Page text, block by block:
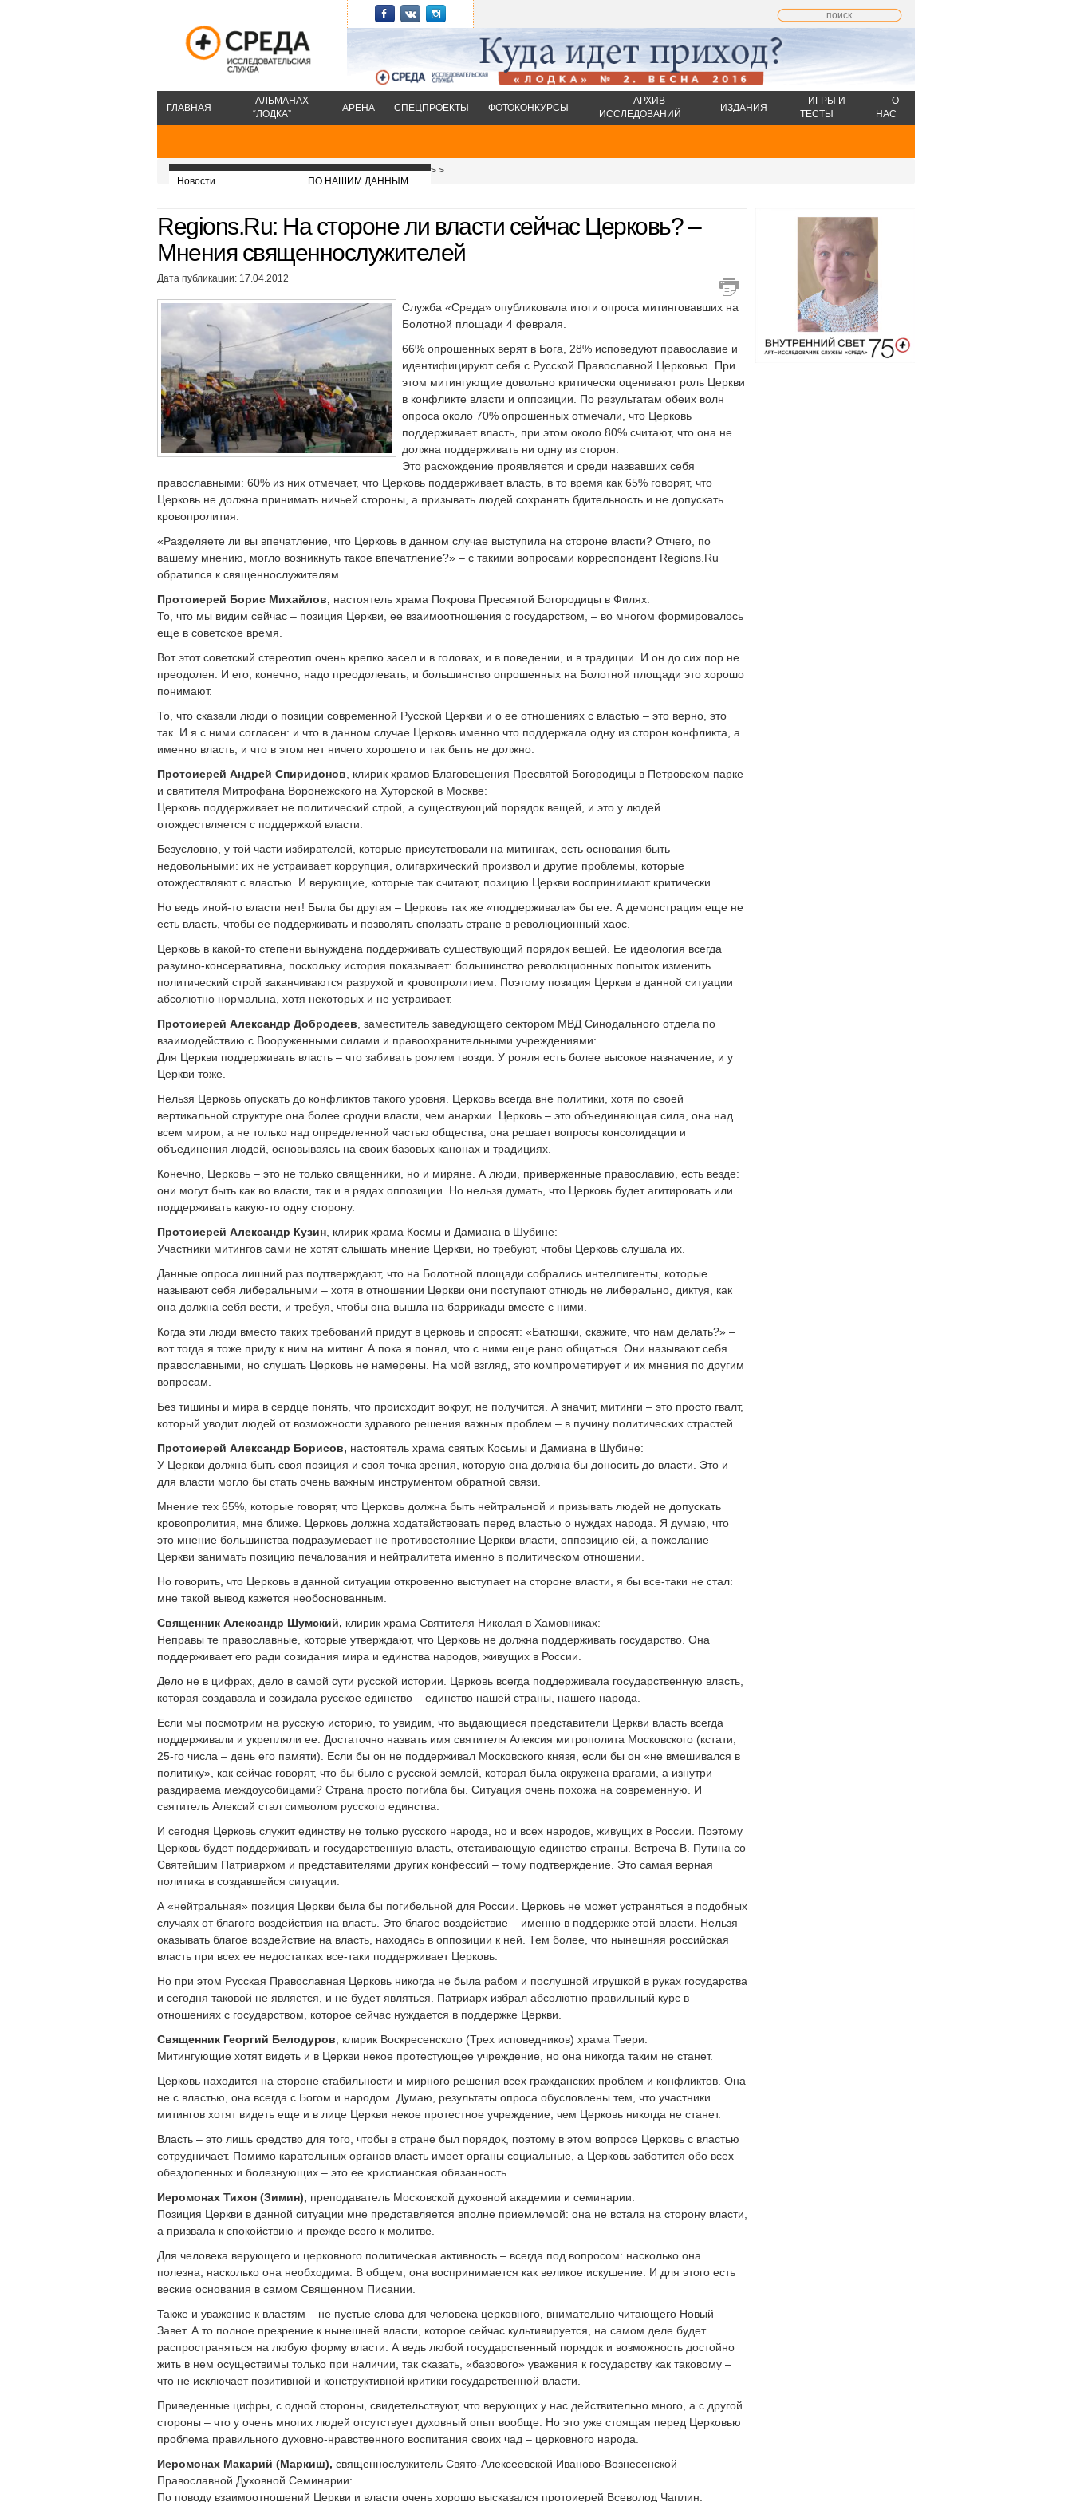
ГЛАВНАЯ
АЛЬМАНАХ
“ЛОДКА”
АРЕНА СПЕЦПРОЕКТЫ ФОТОКОНКУРСЫ
АРХИВ
ИССЛЕДОВАНИЙ
ИЗДАНИЯ
ИГРЫ И
ТЕСТЫ
О
НАС
Новости
>
ПО НАШИМ ДАННЫМ
>
Regions.Ru: На стороне ли власти сейчас Церковь? –
Мнения священнослужителей
Дата публикации: 17.04.2012
Служба «Среда» опубликовала итоги опроса митинговавших на
Болотной площади 4 февраля.
66% опрошенных верят в Бога, 28% исповедуют православие и
идентифицируют себя с Русской Православной Церковью. При
этом митингующие довольно критически оценивают роль Церкви
в конфликте власти и оппозиции. По результатам обеих волн
опроса около 70% опрошенных отмечали, что Церковь
поддерживает власть, при этом около 80% считают, что она не
должна поддерживать ни одну из сторон.
Это расхождение проявляется и среди назвавших себя
православными: 60% из них отмечает, что Церковь поддерживает власть, в то время как 65% говорят, что
Церковь не должна принимать ничьей стороны, а призывать людей сохранять бдительность и не допускать
кровопролития.
«Разделяете ли вы впечатление, что Церковь в данном случае выступила на стороне власти? Отчего, по
вашему мнению, могло возникнуть такое впечатление?» – с такими вопросами корреспондент Regions.Ru
обратился к священнослужителям.
Протоиерей Борис Михайлов, настоятель храма Покрова Пресвятой Богородицы в Филях:
То, что мы видим сейчас – позиция Церкви, ее взаимоотношения с государством, – во многом формировалось
еще в советское время.
Вот этот советский стереотип очень крепко засел и в головах, и в поведении, и в традиции. И он до сих пор не
преодолен. И его, конечно, надо преодолевать, и большинство опрошенных на Болотной площади это хорошо
понимают.
То, что сказали люди о позиции современной Русской Церкви и о ее отношениях с властью – это верно, это
так. И я с ними согласен: и что в данном случае Церковь именно что поддержала одну из сторон конфликта, а
именно власть, и что в этом нет ничего хорошего и так быть не должно.
Протоиерей Андрей Спиридонов , клирик храмов Благовещения Пресвятой Богородицы в Петровском парке
и святителя Митрофана Воронежского на Хуторской в Москве:
Церковь поддерживает не политический строй, а существующий порядок вещей, и это у людей
отождествляется с поддержкой власти.
Безусловно, у той части избирателей, которые присутствовали на митингах, есть основания быть
недовольными: их не устраивает коррупция, олигархический произвол и другие проблемы, которые
отождествляют с властью. И верующие, которые так считают, позицию Церкви воспринимают критически.
Но ведь иной-то власти нет! Была бы другая – Церковь так же «поддерживала» бы ее. А демонстрация еще не
есть власть, чтобы ее поддерживать и позволять сползать стране в революционный хаос.
Церковь в какой-то степени вынуждена поддерживать существующий порядок вещей. Ее идеология всегда
разумно-консервативна, поскольку история показывает: большинство революционных попыток изменить
политический строй заканчиваются разрухой и кровопролитием. Поэтому позиция Церкви в данной ситуации
абсолютно нормальна, хотя некоторых и не устраивает.
Протоиерей Александр Добродеев , заместитель заведующего сектором МВД Синодального отдела по
взаимодействию с Вооруженными силами и правоохранительными учреждениями:
Для Церкви поддерживать власть – что забивать роялем гвозди. У рояля есть более высокое назначение, и у
Церкви тоже.
Нельзя Церковь опускать до конфликтов такого уровня. Церковь всегда вне политики, хотя по своей
вертикальной структуре она более сродни власти, чем анархии. Церковь – это объединяющая сила, она над
всем миром, а не только над определенной частью общества, она решает вопросы консолидации и
объединения людей, основываясь на своих базовых канонах и традициях.
Конечно, Церковь – это не только священники, но и миряне. А люди, приверженные православию, есть везде:
они могут быть как во власти, так и в рядах оппозиции. Но нельзя думать, что Церковь будет агитировать или
поддерживать какую-то одну сторону.
Протоиерей Александр Кузин , клирик храма Космы и Дамиана в Шубине:
Участники митингов сами не хотят слышать мнение Церкви, но требуют, чтобы Церковь слушала их.
Данные опроса лишний раз подтверждают, что на Болотной площади собрались интеллигенты, которые
называют себя либеральными – хотя в отношении Церкви они поступают отнюдь не либерально, диктуя, как
она должна себя вести, и требуя, чтобы она вышла на баррикады вместе с ними.
Когда эти люди вместо таких требований придут в церковь и спросят: «Батюшки, скажите, что нам делать?» –
вот тогда я тоже приду к ним на митинг. А пока я понял, что с ними еще рано общаться. Они называют себя
православными, но слушать Церковь не намерены. На мой взгляд, это компрометирует и их мнения по другим
вопросам.
Без тишины и мира в сердце понять, что происходит вокруг, не получится. А значит, митинги – это просто гвалт,
который уводит людей от возможности здравого решения важных проблем – в пучину политических страстей.
Протоиерей Александр Борисов, настоятель храма святых Косьмы и Дамиана в Шубине:
У Церкви должна быть своя позиция и своя точка зрения, которую она должна бы доносить до власти. Это и
для власти могло бы стать очень важным инструментом обратной связи.
Мнение тех 65%, которые говорят, что Церковь должна быть нейтральной и призывать людей не допускать
кровопролития, мне ближе. Церковь должна ходатайствовать перед властью о нуждах народа. Я думаю, что
это мнение большинства подразумевает не противостояние Церкви власти, оппозицию ей, а пожелание
Церкви занимать позицию печалования и нейтралитета именно в политическом отношении.
Но говорить, что Церковь в данной ситуации откровенно выступает на стороне власти, я бы все-таки не стал:
мне такой вывод кажется необоснованным.
Священник Александр Шумский, клирик храма Святителя Николая в Хамовниках:
Неправы те православные, которые утверждают, что Церковь не должна поддерживать государство. Она
поддерживает его ради созидания мира и единства народов, живущих в России.
Дело не в цифрах, дело в самой сути русской истории. Церковь всегда поддерживала государственную власть,
которая создавала и созидала русское единство – единство нашей страны, нашего народа.
Если мы посмотрим на русскую историю, то увидим, что выдающиеся представители Церкви власть всегда
поддерживали и укрепляли ее. Достаточно назвать имя святителя Алексия митрополита Московского (кстати,
25-го числа – день его памяти). Если бы он не поддерживал Московского князя, если бы он «не вмешивался в
политику», как сейчас говорят, что бы было с русской землей, которая была окружена врагами, а изнутри –
раздираема междоусобицами? Страна просто погибла бы. Ситуация очень похожа на современную. И
святитель Алексий стал символом русского единства.
И сегодня Церковь служит единству не только русского народа, но и всех народов, живущих в России. Поэтому
Церковь будет поддерживать и государственную власть, отстаивающую единство страны. Встреча В. Путина со
Святейшим Патриархом и представителями других конфессий – тому подтверждение. Это самая верная
политика в создавшейся ситуации.
А «нейтральная» позиция Церкви была бы погибельной для России. Церковь не может устраняться в подобных
случаях от благого воздействия на власть. Это благое воздействие – именно в поддержке этой власти. Нельзя
оказывать благое воздействие на власть, находясь в оппозиции к ней. Тем более, что нынешняя российская
власть при всех ее недостатках все-таки поддерживает Церковь.
Но при этом Русская Православная Церковь никогда не была рабом и послушной игрушкой в руках государства
и сегодня таковой не является, и не будет являться. Патриарх избрал абсолютно правильный курс в
отношениях с государством, которое сейчас нуждается в поддержке Церкви.
Священник Георгий Белодуров , клирик Воскресенского (Трех исповедников) храма Твери:
Митингующие хотят видеть и в Церкви некое протестующее учреждение, но она никогда таким не станет.
Церковь находится на стороне стабильности и мирного решения всех гражданских проблем и конфликтов. Она
не с властью, она всегда с Богом и народом. Думаю, результаты опроса обусловлены тем, что участники
митингов хотят видеть еще и в лице Церкви некое протестное учреждение, чем Церковь никогда не станет.
Власть – это лишь средство для того, чтобы в стране был порядок, поэтому в этом вопросе Церковь с властью
сотрудничает. Помимо карательных органов власть имеет органы социальные, а Церковь заботится обо всех
обездоленных и болезнующих – это ее христианская обязанность.
Иеромонах Тихон (Зимин), преподаватель Московской духовной академии и семинарии:
Позиция Церкви в данной ситуации мне представляется вполне приемлемой: она не встала на сторону власти,
а призвала к спокойствию и прежде всего к молитве.
Для человека верующего и церковного политическая активность – всегда под вопросом: насколько она
полезна, насколько она необходима. В общем, она воспринимается как великое искушение. И для этого есть
веские основания в самом Священном Писании.
Также и уважение к властям – не пустые слова для человека церковного, внимательно читающего Новый
Завет. А то полное презрение к нынешней власти, которое сейчас культивируется, на самом деле будет
распространяться на любую форму власти. А ведь любой государственный порядок и возможность достойно
жить в нем осуществимы только при наличии, так сказать, «базового» уважения к государству как таковому –
что не исключает позитивной и конструктивной критики государственной власти.
Приведенные цифры, с одной стороны, свидетельствуют, что верующих у нас действительно много, а с другой
стороны – что у очень многих людей отсутствует духовный опыт вообще. Но это уже стоящая перед Церковью
проблема правильного духовно-нравственного воспитания своих чад – церковного народа.
Иеромонах Макарий (Маркиш), священнослужитель Свято-Алексеевской Иваново-Вознесенской
Православной Духовной Семинарии:
По поводу взаимоотношений Церкви и власти очень хорошо высказался протоиерей Всеволод Чаплин: